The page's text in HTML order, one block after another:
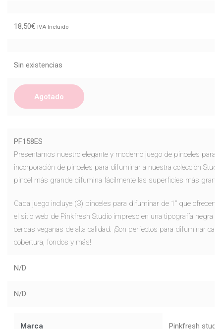
18,50€ IVA Incluido
Sin existencias
Agotado
PF158ES
Presentamos nuestro elegante y moderno juego de pinceles para
incorporación de pinceles para difuminar a nuestra colección
pincel más grande difumina fácilmente las superficies más
Cada juego incluye (3) pinceles para difuminar de 1” que ofrecen
el sitio web de Pinkfresh Studio impreso en una tipografía negra
cerdas veganas de alta calidad. ¡Son perfectos para difuminar
cobertura, fondos y más!
N/D
N/D
Marca Pinkfresh studio